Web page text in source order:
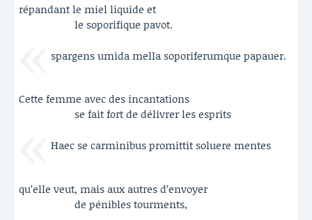
répandant le miel liquide et
le soporifique pavot.
spargens umida mella soporiferumque papauer.
Cette femme avec des incantations
se fait fort de délivrer les esprits
Haec se carminibus promittit soluere mentes
qu’elle veut, mais aux autres d’envoyer
de pénibles tourments,